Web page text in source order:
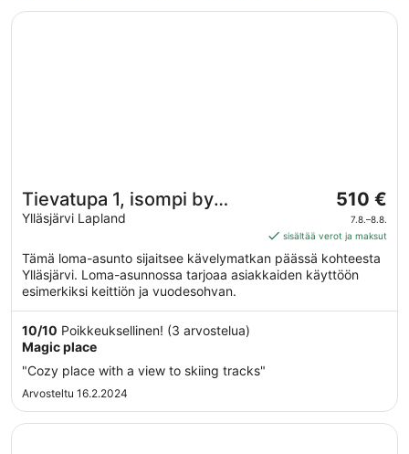
Tievatupa 1, isompi by
Interhome
Ylläsjärvi Lapland
Hinta
on
510 €
per
yö
510 €
7.8.–8.8.
sisältää verot ja maksut
Tämä loma-asunto sijaitsee kävelymatkan päässä kohteesta
Ylläsjärvi. Loma-asunnossa tarjoaa asiakkaiden käyttöön
esimerkiksi keittiön ja vuodesohvan.
10/10 Poikkeuksellinen! (3 arvostelua)
Magic place
"Cozy place with a view to skiing tracks"
Arvosteltu 16.2.2024
Avautuu uuteen ikkunaan
Tievatupa 1, isompi by Interhome
Avautuu uuteen ikkunaan
Ylläs Lake hotel